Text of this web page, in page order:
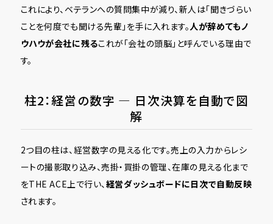
これにより、ベテランへの質問集中が減り、新人は「聞きづらい
ことを何度でも聞ける先輩」を手に入れます。 人が辞めてもノ
ウハウが会社に残る――これが「会社の頭脳」と呼んでいる理由で
す。
柱2：経営の数字 ― 日次決算を自動で図
解
2つ目の柱は、経営数字の見える化です。売上の入力からレシ
ートの撮影取り込み、売掛・買掛の管理、在庫の見える化まで
をTHE ACE上で行い、経営ダッシュボードに日次で自動反映
されます。